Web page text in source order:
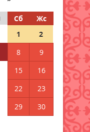
16
Сб
Жс
1
2
8
9
15
16
22
23
29
30